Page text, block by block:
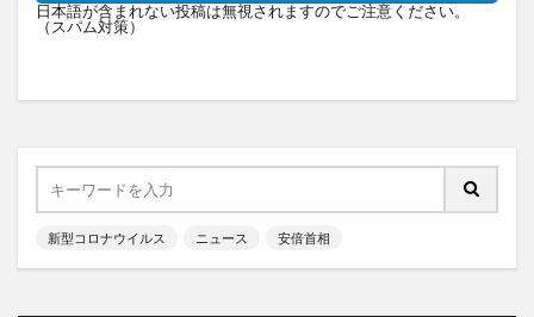
日本語が含まれない投稿は無視されますのでご注意ください。
（スパム対策）
新型コロナウイルス ニュース 安倍首相